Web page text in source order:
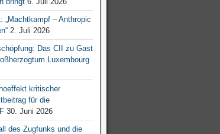
„Machtkampf – Anthropic
2. Juli 2026
Das CII zu Gast
Luxembourg
kritischer
für die
30. Juni 2026
des Zugfunks und die